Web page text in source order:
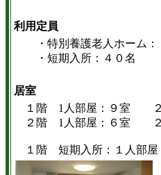
利用定員
・特別養護老人ホーム：
・短期入所：４０名
居室
１階 1人部屋：９室 ２
２階 1人部屋：６室 ２
１階 短期入所：１人部屋